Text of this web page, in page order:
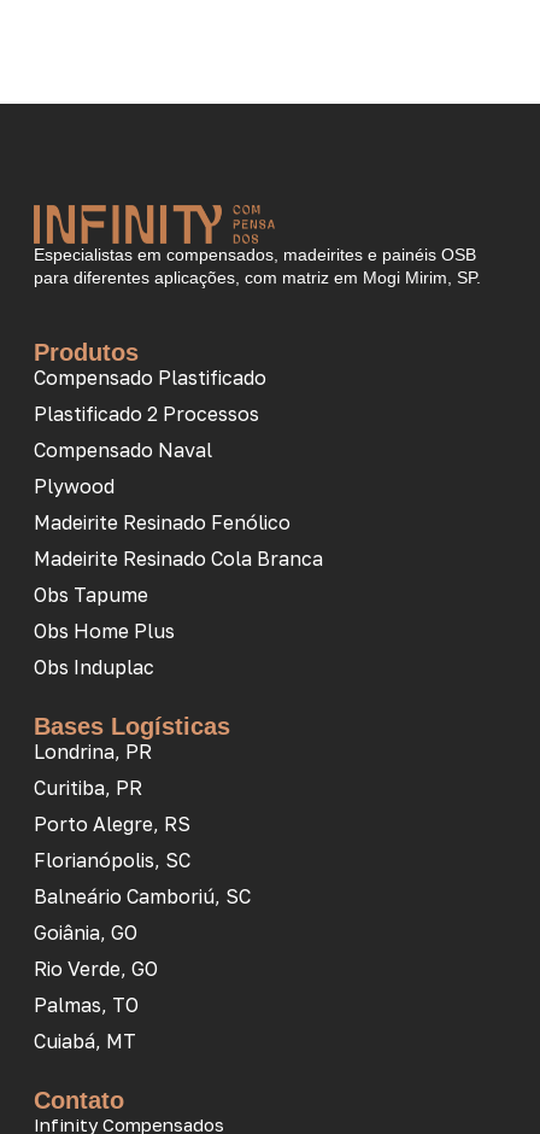
Especialistas em compensados, madeirites e painéis OSB
para diferentes aplicações, com matriz em Mogi Mirim, SP.
Produtos
Compensado Plastificado
Plastificado 2 Processos
Compensado Naval
Plywood
Madeirite Resinado Fenólico
Madeirite Resinado Cola Branca
Obs Tapume
Obs Home Plus
Obs Induplac
Bases Logísticas
Londrina, PR
Curitiba, PR
Porto Alegre, RS
Florianópolis, SC
Balneário Camboriú, SC
Goiânia, GO
Rio Verde, GO
Palmas, TO
Cuiabá, MT
Contato
Infinity Compensados